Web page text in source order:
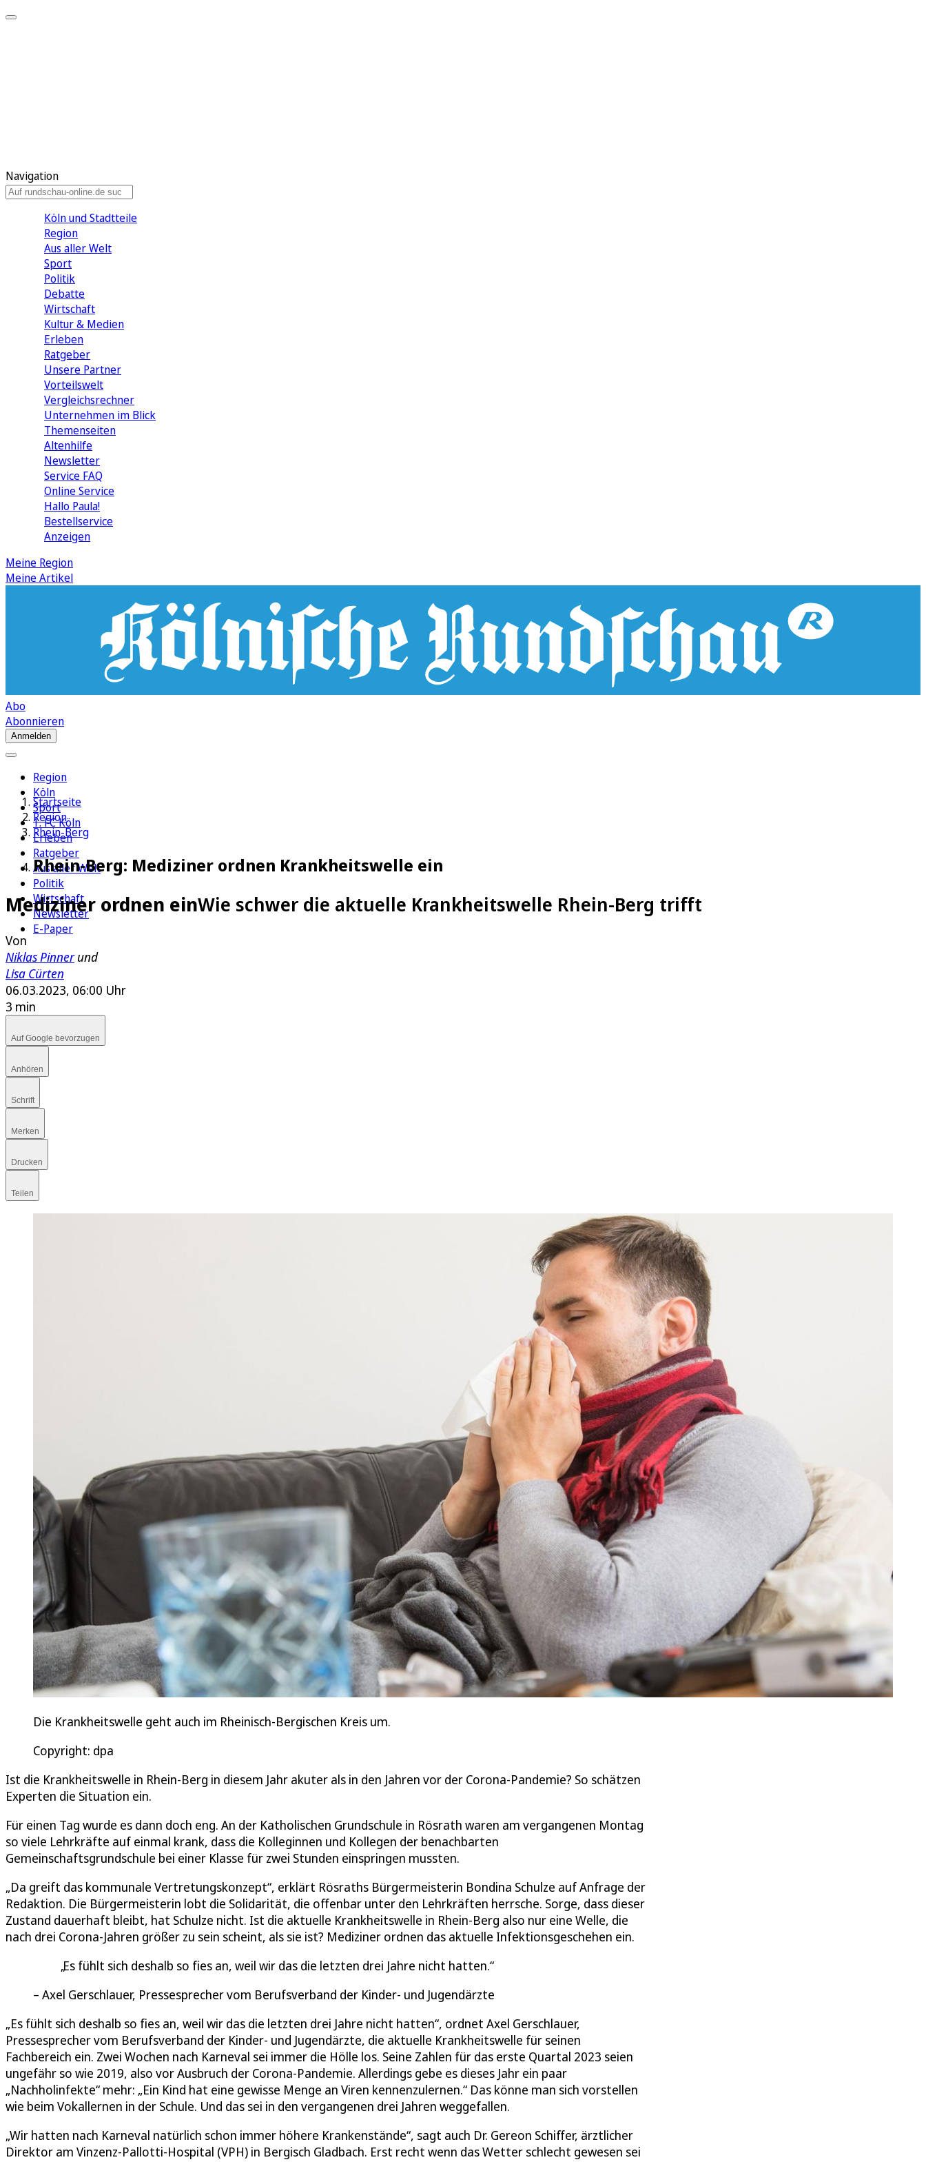
Navigation
Köln und Stadtteile
Region
Aus aller Welt
Sport
Politik
Debatte
Wirtschaft
Kultur & Medien
Erleben
Ratgeber
Unsere Partner
Vorteilswelt
Vergleichsrechner
Unternehmen im Blick
Themenseiten
Altenhilfe
Newsletter
Service FAQ
Online Service
Hallo Paula!
Bestellservice
Anzeigen
Meine Region
Meine Artikel
Abo
Abonnieren
Anmelden
Region
Köln
Sport
1. FC Köln
Erleben
Ratgeber
Aus aller Welt
Politik
Wirtschaft
Newsletter
E-Paper
Startseite
Region
Rhein-Berg
Rhein-Berg: Mediziner ordnen Krankheitswelle ein
Mediziner ordnen einWie schwer die aktuelle Krankheitswelle Rhein-Berg trifft
Von
Niklas Pinnerund
Lisa Cürten
06.03.2023, 06:00 Uhr
3 min
Auf Google bevorzugen
Anhören
Schrift
Merken
Drucken
Teilen
Die Krankheitswelle geht auch im Rheinisch-Bergischen Kreis um.
Copyright: dpa
Ist die Krankheitswelle in Rhein-Berg in diesem Jahr akuter als in den Jahren vor der Corona-Pandemie? So schätzen
Experten die Situation ein.
Für einen Tag wurde es dann doch eng. An der Katholischen Grundschule in Rösrath waren am vergangenen Montag
so viele Lehrkräfte auf einmal krank, dass die Kolleginnen und Kollegen der benachbarten
Gemeinschaftsgrundschule bei einer Klasse für zwei Stunden einspringen mussten.
„Da greift das kommunale Vertretungskonzept“, erklärt Rösraths Bürgermeisterin Bondina Schulze auf Anfrage der
Redaktion. Die Bürgermeisterin lobt die Solidarität, die offenbar unter den Lehrkräften herrsche. Sorge, dass dieser
Zustand dauerhaft bleibt, hat Schulze nicht. Ist die aktuelle Krankheitswelle in Rhein-Berg also nur eine Welle, die
nach drei Corona-Jahren größer zu sein scheint, als sie ist? Mediziner ordnen das aktuelle Infektionsgeschehen ein.
Es fühlt sich deshalb so fies an, weil wir das die letzten drei Jahre nicht hatten.
Axel Gerschlauer, Pressesprecher vom Berufsverband der Kinder- und Jugendärzte
„Es fühlt sich deshalb so fies an, weil wir das die letzten drei Jahre nicht hatten“, ordnet Axel Gerschlauer,
Pressesprecher vom Berufsverband der Kinder- und Jugendärzte, die aktuelle Krankheitswelle für seinen
Fachbereich ein. Zwei Wochen nach Karneval sei immer die Hölle los. Seine Zahlen für das erste Quartal 2023 seien
ungefähr so wie 2019, also vor Ausbruch der Corona-Pandemie. Allerdings gebe es dieses Jahr ein paar
„Nachholinfekte“ mehr: „Ein Kind hat eine gewisse Menge an Viren kennenzulernen.“ Das könne man sich vorstellen
wie beim Vokallernen in der Schule. Und das sei in den vergangenen drei Jahren weggefallen.
„Wir hatten nach Karneval natürlich schon immer höhere Krankenstände“, sagt auch Dr. Gereon Schiffer, ärztlicher
Direktor am Vinzenz-Pallotti-Hospital (VPH) in Bergisch Gladbach. Erst recht wenn das Wetter schlecht gewesen sei